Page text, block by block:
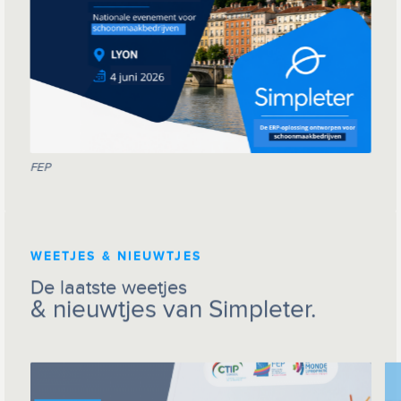
FEP
WEETJES & NIEUWTJES
De laatste weetjes
& nieuwtjes van Simpleter.